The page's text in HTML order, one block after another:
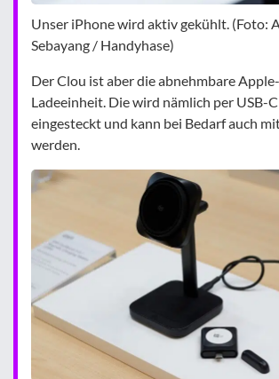
Unser iPhone wird aktiv gekühlt. (Foto:
Sebayang / Handyhase)
Der Clou ist aber die abnehmbare
Ladeeinheit. Die wird nämlich per USB-
eingesteckt und kann bei Bedarf auch
werden.